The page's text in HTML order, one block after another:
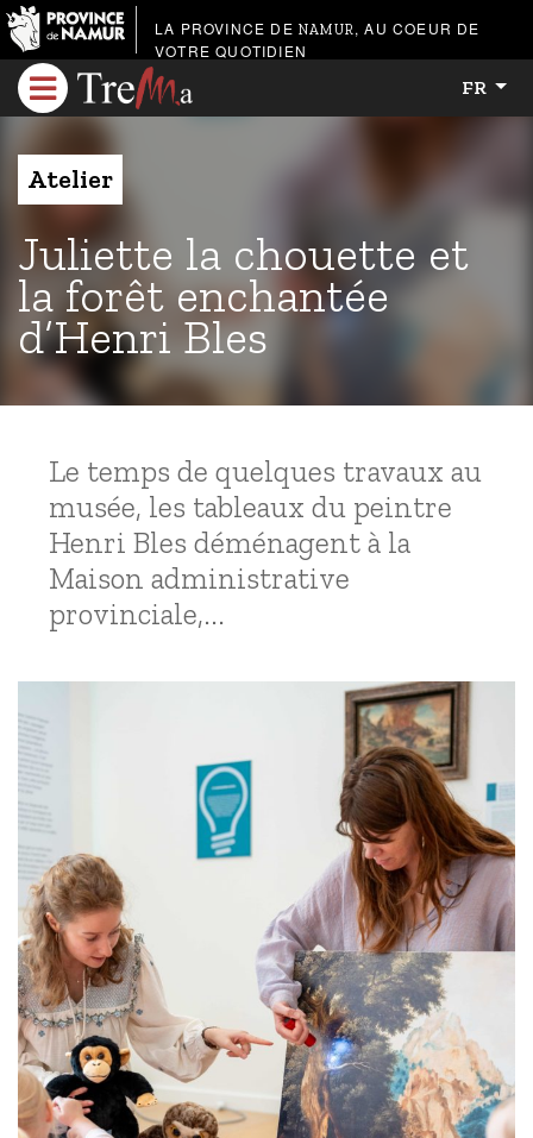
LA PROVINCE DE NAMUR, AU COEUR DE
VOTRE QUOTIDIEN
FR
Atelier
Juliette la chouette et
la forêt enchantée
d’Henri Bles
Le temps de quelques travaux au
musée, les tableaux du peintre
Henri Bles déménagent à la
Maison administrative
provinciale,...